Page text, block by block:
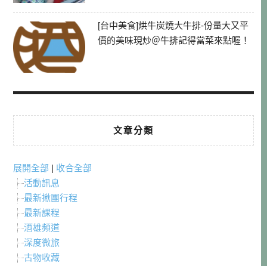
[台中美食]烘牛炭燒大牛排-份量大又平
價的美味現炒＠牛排記得當菜來點喔！
文章分類
展開全部 | 收合全部
活動訊息
最新揪團行程
最新課程
酒雄頻道
深度微旅
古物收藏